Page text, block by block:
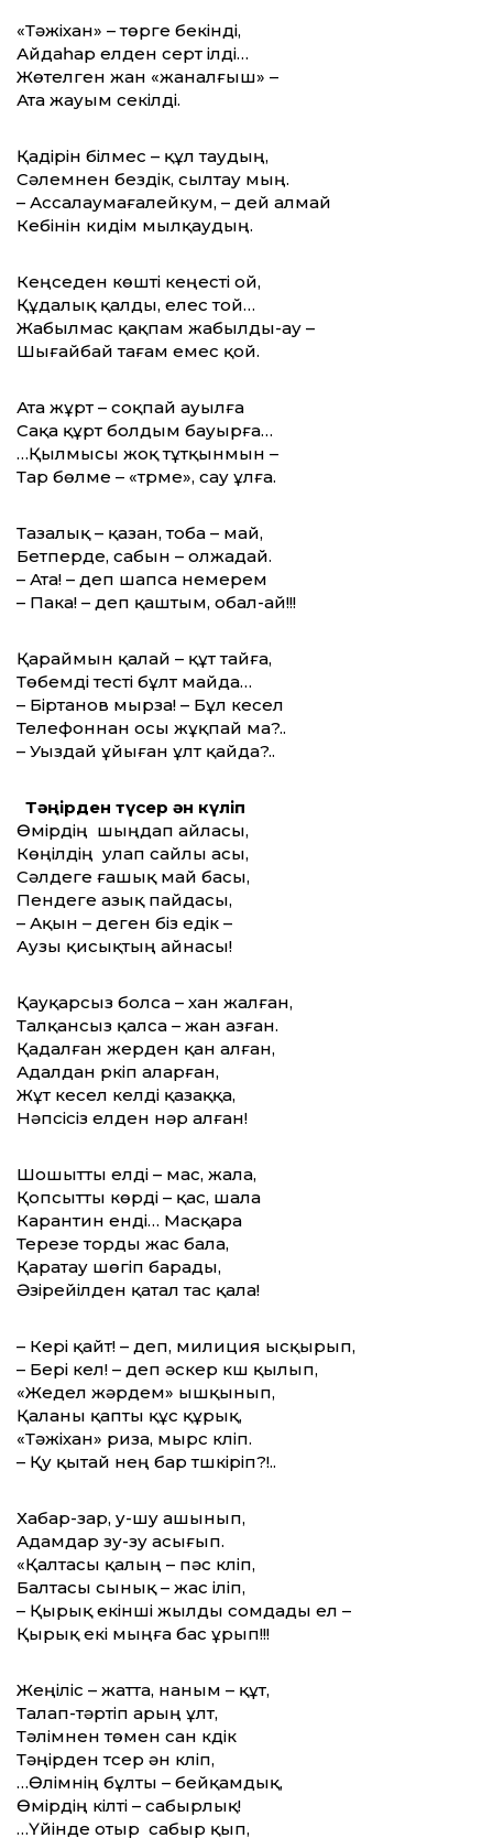
«Тәжіхан» – төрге бекінді,
Айдаһар елден серт ілді…
Жөтелген жан «жаналғыш» –
Ата жауым секілді.
Қадірін білмес – құл таудың,
Сәлемнен бездік, сылтау мың.
– Ассалаумағалейкум, – дей алмай
Кебінін кидім мылқаудың.
Кеңседен көшті кеңесті ой,
Құдалық қалды, елес той…
Жабылмас қақпам жабылды-ау –
Шығайбай тағам емес қой.
Ата жұрт – соқпай ауылға
Сақа құрт болдым бауырға…
…Қылмысы жоқ тұтқынмын –
Тар бөлме – «түрме», сау ұлға.
Тазалық – қазан, тоба – май,
Бетперде, сабын – олжадай.
– Ата! – деп шапса немерем
– Пака! – деп қаштым, обал-ай!!!
Қараймын қалай – құт тайға,
Төбемді тесті бұлт майда…
– Біртанов мырза! – Бұл кесел
Телефоннан осы жұқпай ма?..
– Уыздай ұйыған ұлт қайда?..
Тәңірден түсер ән күліп
Өмірдің шыңдап айласы,
Көңілдің улап сайлы асы,
Сәлдеге ғашық май басы,
Пендеге азық пайдасы,
– Ақын – деген біз едік –
Аузы қисықтың айнасы!
Қауқарсыз болса – хан жалған,
Талқансыз қалса – жан азған.
Қадалған жерден қан алған,
Адалдан үркіп аларған,
Жұт кесел келді қазаққа,
Нәпсісіз елден нәр алған!
Шошытты елді – мас, жала,
Қопсытты көрді – қас, шала
Карантин енді… Масқара
Терезе торды жас бала,
Қаратау шөгіп барады,
Әзірейілден қатал тас қала!
– Кері қайт! – деп, милиция ысқырып,
– Бері кел! – деп әскер күш қылып,
«Жедел жәрдем» ышқынып,
Қаланы қапты құс құрық,
«Тәжіхан» риза, мырс күліп.
– Қу қытай нең бар түшкіріп?!..
Хабар-зар, у-шу ашынып,
Адамдар зу-зу асығып.
«Қалтасы қалың – пәс күліп,
Балтасы сынық – жас іліп,
– Қырық екінші жылды сомдады ел –
Қырық екі мыңға бас ұрып!!!
Жеңіліс – жатта, наным – құт,
Талап-тәртіп арың ұлт,
Тәлімнен төмен сан күдік
Тәңірден түсер ән күліп,
…Өлімнің бұлты – бейқамдық,
Өмірдің кілті – сабырлық!
…Үйінде отыр сабыр қып,